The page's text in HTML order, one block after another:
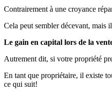
Contrairement à une croyance
Cela peut sembler décevant, mais
Le gain en capital lors de la
Autrement dit, si votre propriété
En tant que propriétaire, il existe
ce qui suit!